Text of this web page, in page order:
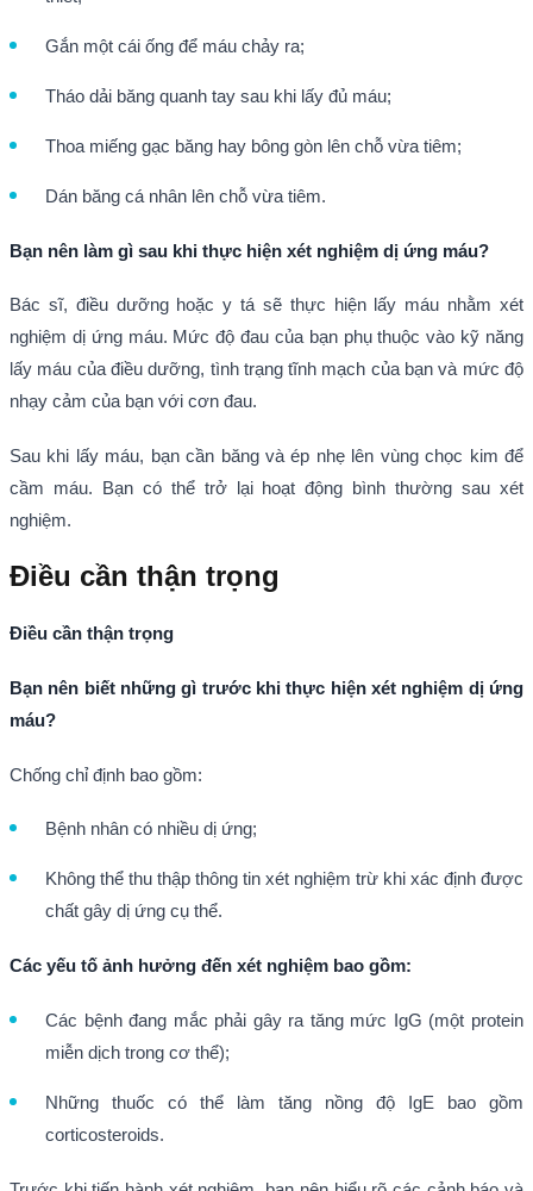
Gắn một cái ống để máu chảy ra;
Tháo dải băng quanh tay sau khi lấy đủ máu;
Thoa miếng gạc băng hay bông gòn lên chỗ vừa tiêm;
Dán băng cá nhân lên chỗ vừa tiêm.
Bạn nên làm gì sau khi thực hiện xét nghiệm dị ứng máu?
Bác sĩ, điều dưỡng hoặc y tá sẽ thực hiện lấy máu nhằm xét
nghiệm dị ứng máu. Mức độ đau của bạn phụ thuộc vào kỹ năng
lấy máu của điều dưỡng, tình trạng tĩnh mạch của bạn và mức độ
nhạy cảm của bạn với cơn đau.
Sau khi lấy máu, bạn cần băng và ép nhẹ lên vùng chọc kim để
cầm máu. Bạn có thể trở lại hoạt động bình thường sau xét
nghiệm.
Điều cần thận trọng
Điều cần thận trọng
Bạn nên biết những gì trước khi thực hiện xét nghiệm dị ứng
máu?
Chống chỉ định bao gồm:
Bệnh nhân có nhiều dị ứng;
Không thể thu thập thông tin xét nghiệm trừ khi xác định được
chất gây dị ứng cụ thể.
Các yếu tố ảnh hưởng đến xét nghiệm bao gồm:
Các bệnh đang mắc phải gây ra tăng mức IgG (một protein
miễn dịch trong cơ thể);
Những thuốc có thể làm tăng nồng độ IgE bao gồm
corticosteroids.